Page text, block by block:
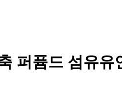
퍼퓸드 섬유유